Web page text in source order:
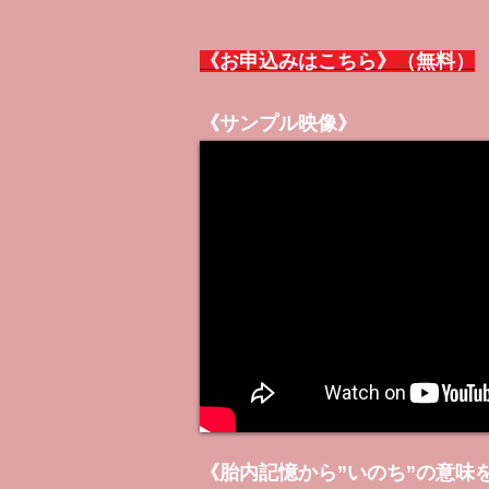
《お申込みはこちら》（無料）
《サンプル映像》
《胎内記憶から”いのち”の意味